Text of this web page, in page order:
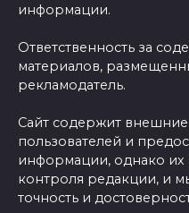
информации.
Ответственность за
материалов,
рекламодатель.
Сайт содержит внешние
пользователей и
информации, однако их
контроля редакции, и
точность и